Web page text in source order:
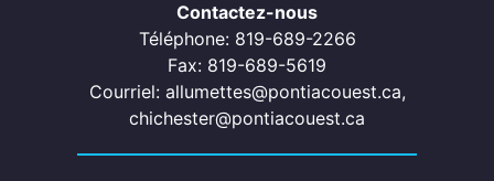
Contactez-nous
Téléphone: 819-689-2266
Fax: 819-689-5619
Courriel: allumettes@pontiacouest.ca,
chichester@pontiacouest.ca